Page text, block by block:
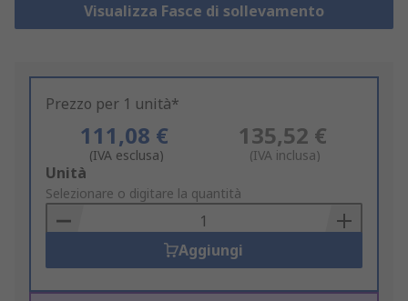
Visualizza Fasce di sollevamento
Prezzo per 1 unità*
111,08 €
(IVA esclusa)
135,52 €
(IVA inclusa)
Add
to
Basket
Unità
Selezionare o digitare la quantità
Aggiungi